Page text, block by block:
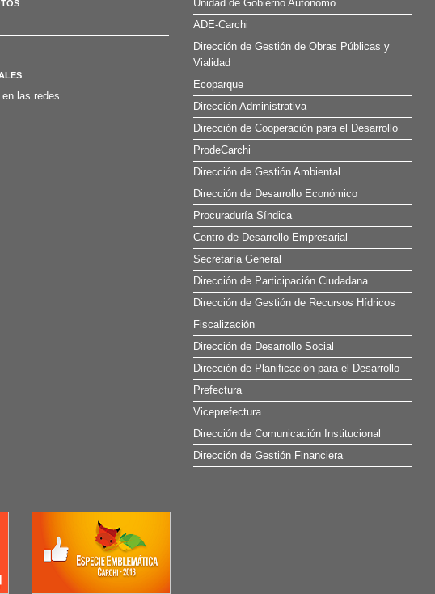
en las redes
Unidad de Gobierno Autónomo
ADE-Carchi
Dirección de Gestión de Obras Públicas y
Vialidad
Ecoparque
Dirección Administrativa
Dirección de Cooperación para el Desarrollo
ProdeCarchi
Dirección de Gestión Ambiental
Dirección de Desarrollo Económico
Procuraduría Síndica
Centro de Desarrollo Empresarial
Secretaría General
Dirección de Participación Ciudadana
Dirección de Gestión de Recursos Hídricos
Fiscalización
Dirección de Desarrollo Social
Dirección de Planificación para el Desarrollo
Prefectura
Viceprefectura
Dirección de Comunicación Institucional
Dirección de Gestión Financiera